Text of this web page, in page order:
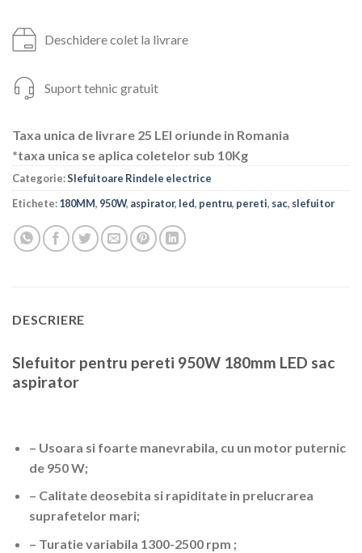
Deschidere colet la livrare
Suport tehnic gratuit
Taxa unica de livrare 25 LEI oriunde in Romania
*taxa unica se aplica coletelor sub 10Kg
Categorie:Slefuitoare Rindele electrice
Etichete:180MM, 950W, aspirator, led, pentru, pereti, sac, slefuitor
DESCRIERE
Slefuitor pentru pereti 950W 180mm LED sac
aspirator
– Usoara si foarte manevrabila, cu un motor puternic
de 950 W;
– Calitate deosebita si rapiditate in prelucrarea
suprafetelor mari;
– Turatie variabila 1300-2500 rpm ;